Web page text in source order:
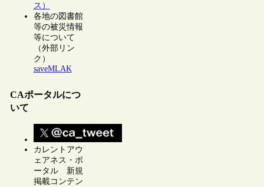
ス）
各地の図書館
等の被災情報
等について
（外部リン
ク）
saveMLAK
CAポータルにつ
いて
カレントアウ
ェアネス・ポ
ータル 新規
掲載コンテン